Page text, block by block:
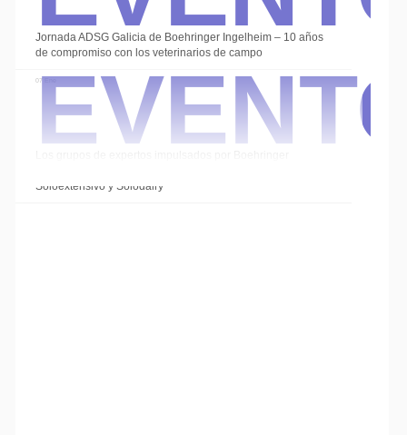
Jornada ADSG Galicia de Boehringer Ingelheim – 10 años
de compromiso con los veterinarios de campo
07 Ene
Soloextensivo y Solodairy